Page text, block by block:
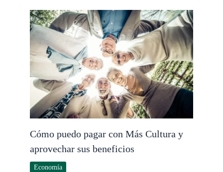
Cómo puedo pagar con Más Cultura y
aprovechar sus beneficios
Economía